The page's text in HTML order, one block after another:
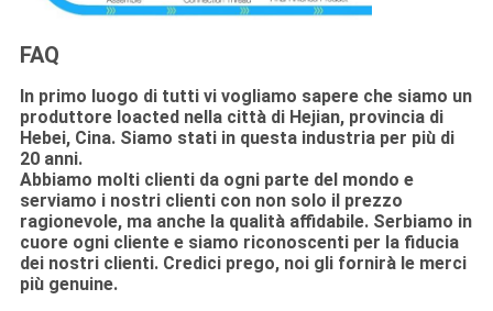
FAQ
In primo luogo di tutti vi vogliamo sapere che siamo un
produttore loacted nella città di Hejian, provincia di
Hebei, Cina. Siamo stati in questa industria per più di
20 anni.
Abbiamo molti clienti da ogni parte del mondo e
serviamo i nostri clienti con non solo il prezzo
ragionevole, ma anche la qualità affidabile. Serbiamo in
cuore ogni cliente e siamo riconoscenti per la fiducia
dei nostri clienti. Credici prego, noi gli fornirà le merci
più genuine.